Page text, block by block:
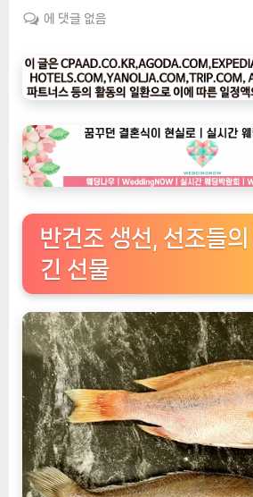
on
[잇
나
우
ㅣ
인
기
상
품]
산
반
건
조
생
선,
생
선
대
장
이
빚
낸
에 댓글 없음
반건조 생선, 선조들
긴 선물